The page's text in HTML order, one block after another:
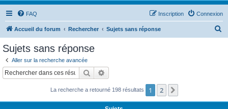
FAQ Connexion
Inscription
Accueil du forum Rechercher Sujets sans réponse
c
Sujets sans réponse
Aller sur la recherche avancée
Rechercher
La recherche a retourné 198 résultats 1 2